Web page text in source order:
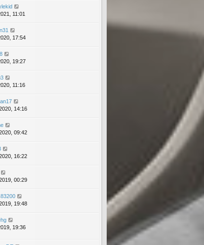
11:01
17:54
19:27
11:16
14:16
09:42
16:22
00:29
19:48
19:36